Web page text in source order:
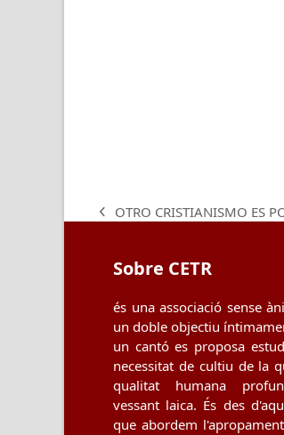
previous
OTRO CRISTIANISMO ES
Sobre CETR
és una associació sense
un doble objectiu
un cantó es proposa
necessitat de cultiu de la
qualitat humana
vessant laica. És des
que abordem